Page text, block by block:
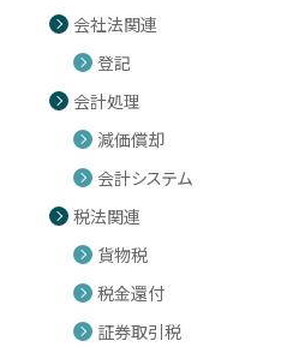
会社法関連
登記
会計処理
減価償却
会計システム
税法関連
貨物税
税金還付
証券取引税